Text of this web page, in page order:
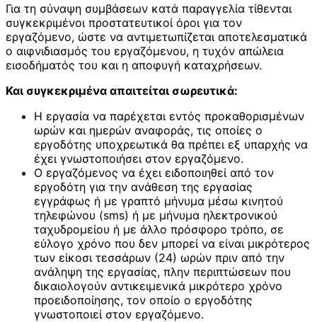
Για τη σύναψη συμβάσεων κατά παραγγελία τίθενται
συγκεκριμένοι προστατευτικοί όροι για τον
εργαζόμενο, ώστε να αντιμετωπίζεται αποτελεσματικά
ο αιφνιδιασμός του εργαζόμενου, η τυχόν απώλεια
εισοδήματός του και η αποφυγή καταχρήσεων.
Και συγκεκριμένα απαιτείται σωρευτικά:
Η εργασία να παρέχεται εντός προκαθορισμένων
ωρών και ημερών αναφοράς, τις οποίες ο
εργοδότης υποχρεωτικά θα πρέπει εξ υπαρχής να
έχει γνωστοποιήσει στον εργαζόμενο.
Ο εργαζόμενος να έχει ειδοποιηθεί από τον
εργοδότη για την ανάθεση της εργασίας
εγγράφως ή με γραπτό μήνυμα μέσω κινητού
τηλεφώνου (sms) ή με μήνυμα ηλεκτρονικού
ταχυδρομείου ή με άλλο πρόσφορο τρόπο, σε
εύλογο χρόνο που δεν μπορεί να είναι μικρότερος
των είκοσι τεσσάρων (24) ωρών πριν από την
ανάληψη της εργασίας, πλην περιπτώσεων που
δικαιολογούν αντικειμενικά μικρότερο χρόνο
προειδοποίησης, τον οποίο ο εργοδότης
γνωστοποιεί στον εργαζόμενο.